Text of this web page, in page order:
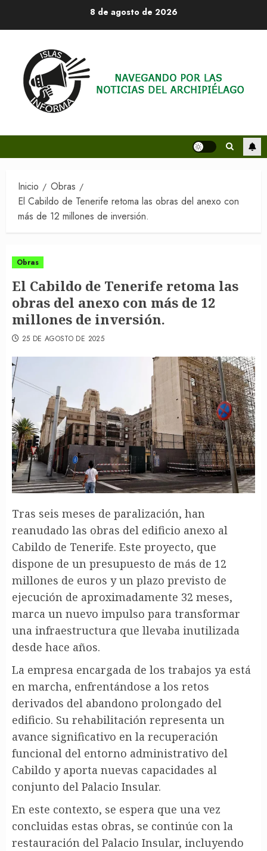
8 de agosto de 2026
Inicio
Obras
El Cabildo de Tenerife retoma las obras del anexo con
más de 12 millones de inversión.
Obras
El Cabildo de Tenerife retoma las
obras del anexo con más de 12
millones de inversión.
25 DE AGOSTO DE 2025
Tras seis meses de paralización, han
reanudado las obras del edificio anexo al
Cabildo de Tenerife. Este proyecto, que
dispone de un presupuesto de más de 12
millones de euros y un plazo previsto de
ejecución de aproximadamente 32 meses,
marca un nuevo impulso para transformar
una infraestructura que llevaba inutilizada
desde hace años.
La empresa encargada de los trabajos ya está
en marcha, enfrentándose a los retos
derivados del abandono prolongado del
edificio. Su rehabilitación representa un
avance significativo en la recuperación
funcional del entorno administrativo del
Cabildo y aporta nuevas capacidades al
conjunto del Palacio Insular.
En este contexto, se espera que una vez
concluidas estas obras, se continúe con la
restauración del Palacio Insular, incluyendo